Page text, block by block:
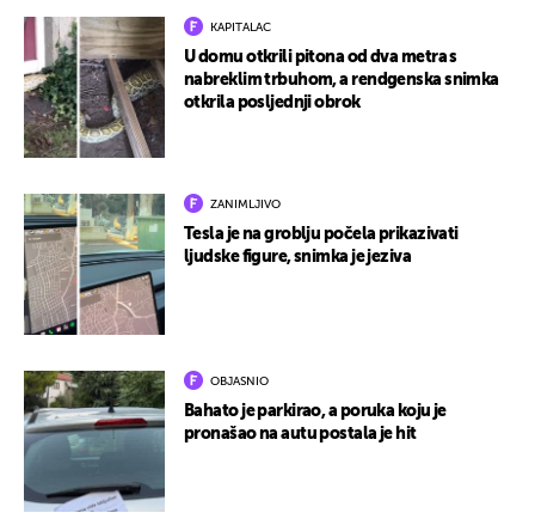
KAPITALAC
U domu otkrili pitona od dva metra s
nabreklim trbuhom, a rendgenska snimka
otkrila posljednji obrok
ZANIMLJIVO
Tesla je na groblju počela prikazivati
ljudske figure, snimka je jeziva
OBJASNIO
Bahato je parkirao, a poruka koju je
pronašao na autu postala je hit